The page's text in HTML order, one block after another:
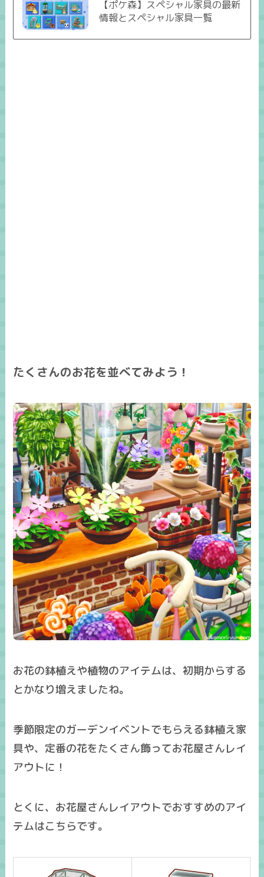
【ポケ森】スペシャル家具の最新
情報とスペシャル家具一覧
たくさんのお花を並べてみよう！
お花の鉢植えや植物のアイテムは、初期からする
とかなり増えましたね。
季節限定のガーデンイベントでもらえる鉢植え家
具や、定番の花をたくさん飾ってお花屋さんレイ
アウトに！
とくに、 お花屋さんレイアウトでおすすめのアイ
テムはこちらです。